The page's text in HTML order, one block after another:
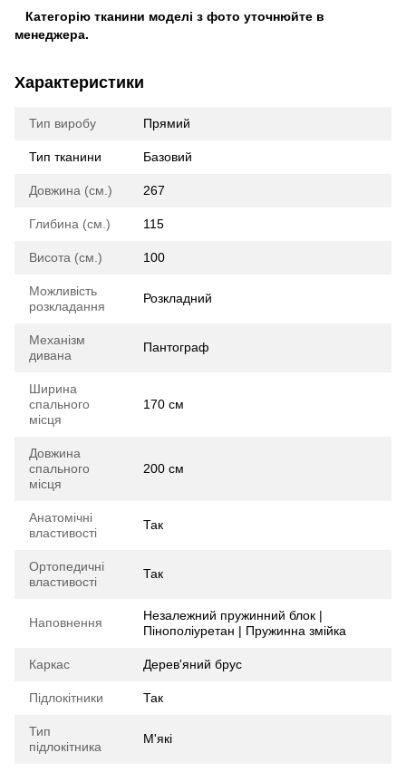
Категорію тканини моделі з фото уточнюйте в
менеджера.
Характеристики
Тип виробу Прямий
Тип тканини Базовий
Довжина (см.) 267
Глибина (см.) 115
Висота (см.) 100
Можливість
розкладання
Розкладний
Механізм
дивана
Пантограф
Ширина
спального
місця
170 см
Довжина
спального
місця
200 см
Анатомічні
властивості
Так
Ортопедичні
властивості
Так
Наповнення
Незалежний пружинний блок |
Пінополіуретан | Пружинна змійка
Каркас Дерев'яний брус
Підлокітники Так
Тип
підлокітника
М'які